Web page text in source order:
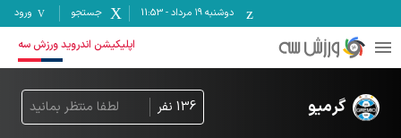
دوشنبه ۱۹ مرداد -
11:53 جستجو ورود
اپلیکیشن اندروید ورزش سه
گرمیو 136 نفر لطفا منتظر بمانید